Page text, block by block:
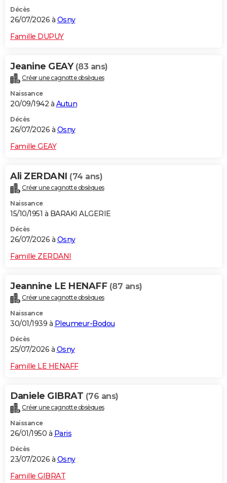
Décès
26/07/2026 à Osny
Famille DUPUY
Jeanine GEAY (83 ans)
Créer une cagnotte obsèques
Naissance
20/09/1942 à Autun
Décès
26/07/2026 à Osny
Famille GEAY
Ali ZERDANI (74 ans)
Créer une cagnotte obsèques
Naissance
15/10/1951 à BARAKI ALGERIE
Décès
26/07/2026 à Osny
Famille ZERDANI
Jeannine LE HENAFF (87 ans)
Créer une cagnotte obsèques
Naissance
30/01/1939 à Pleumeur-Bodou
Décès
25/07/2026 à Osny
Famille LE HENAFF
Daniele GIBRAT (76 ans)
Créer une cagnotte obsèques
Naissance
26/01/1950 à Paris
Décès
23/07/2026 à Osny
Famille GIBRAT